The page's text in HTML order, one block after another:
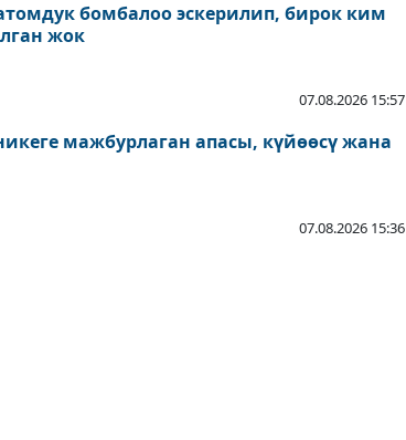
бомбалоо эскерилип, бирок ким
жок
07.08.2026 15:57
мажбурлаган апасы, күйөөсү жана
07.08.2026 15:36